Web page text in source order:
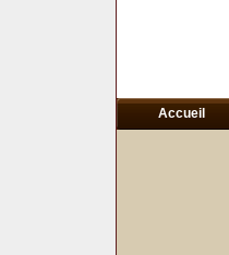
Accueil